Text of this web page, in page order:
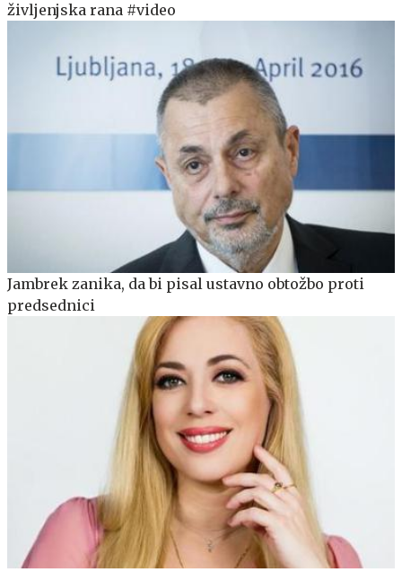
življenjska rana #video
Jambrek zanika, da bi pisal ustavno obtožbo proti
predsednici